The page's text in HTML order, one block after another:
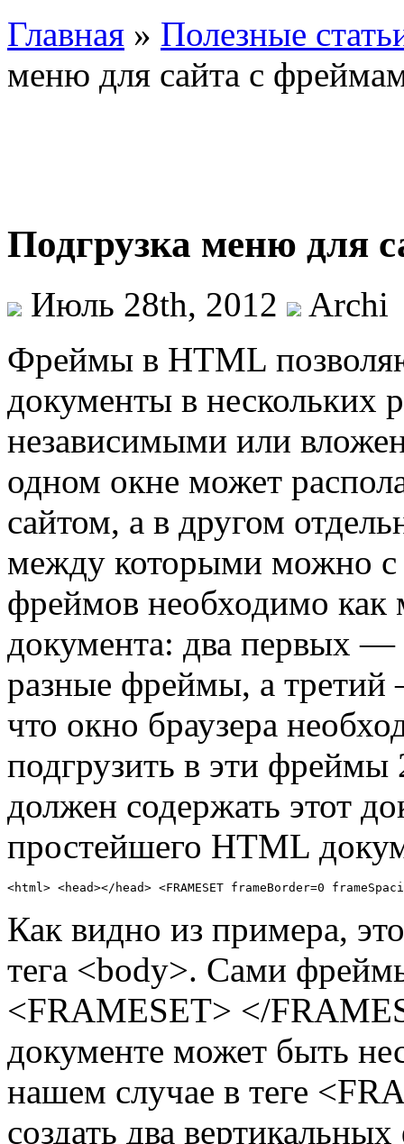
Главная » Полезные
меню для сайта с
Подгрузка меню для
Июль 28th, 2012
Archi
Фреймы в HTML
документы в нескольких
независимыми или
одном окне может
сайтом, а в другом
между которыми можно
фреймов необходимо
документа: два первых
разные фреймы, а третий
что окно браузера
подгрузить в эти
должен содержать этот
простейшего HTML
<html> <head></head> <FRAMESET frameBorder=0
Как видно из примера,
тега <body>. Сами
<FRAMESET> </
документе может быть
нашем случае в теге
создать два